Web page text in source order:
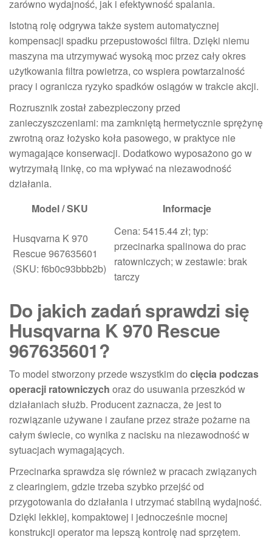
zarówno wydajność, jak i efektywność spalania.
Istotną rolę odgrywa także system automatycznej
kompensacji spadku przepustowości filtra. Dzięki niemu
maszyna ma utrzymywać wysoką moc przez cały okres
użytkowania filtra powietrza, co wspiera powtarzalność
pracy i ogranicza ryzyko spadków osiągów w trakcie akcji.
Rozrusznik został zabezpieczony przed
zanieczyszczeniami: ma zamkniętą hermetycznie sprężynę
zwrotną oraz łożysko koła pasowego, w praktyce nie
wymagające konserwacji. Dodatkowo wyposażono go w
wytrzymałą linkę, co ma wpływać na niezawodność
działania.
Model / SKU
Informacje
Husqvarna K 970
Rescue 967635601
(SKU: f6b0c93bbb2b)
Cena: 5415.44 zł; typ:
przecinarka spalinowa do prac
ratowniczych; w zestawie: brak
tarczy
Do jakich zadań sprawdzi się
Husqvarna K 970 Rescue
967635601?
To model stworzony przede wszystkim do cięcia podczas
operacji ratowniczych oraz do usuwania przeszkód w
działaniach służb. Producent zaznacza, że jest to
rozwiązanie używane i zaufane przez straże pożarne na
całym świecie, co wynika z nacisku na niezawodność w
sytuacjach wymagających.
Przecinarka sprawdza się również w pracach związanych
z clearingiem, gdzie trzeba szybko przejść od
przygotowania do działania i utrzymać stabilną wydajność.
Dzięki lekkiej, kompaktowej i jednocześnie mocnej
konstrukcji operator ma lepszą kontrolę nad sprzętem.